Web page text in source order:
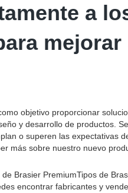
a
objetivo proporcionar
y desarrollo de productos.
o superen las expectativas
más sobre nuestro nuevo
Brasier PremiumTipos de
encontrar fabricantes y